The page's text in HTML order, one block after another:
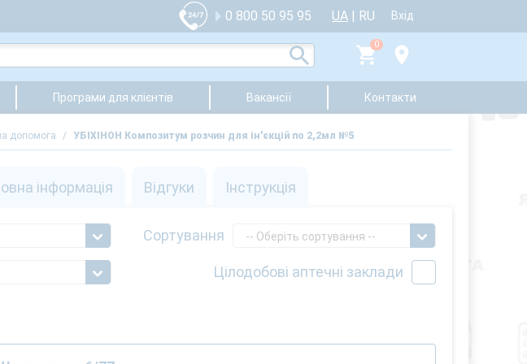
0 800 50 95 95 UA | RU Вхід
0
Програми для клієнтів Вакансії Контакти
допомога / УБІХІНОН Композитум розчин для ін'єкцій по 2,2мл №5
інформація Відгуки Інструкція
Сортування -- Оберіть сортування --
Цілодобові аптечні заклади